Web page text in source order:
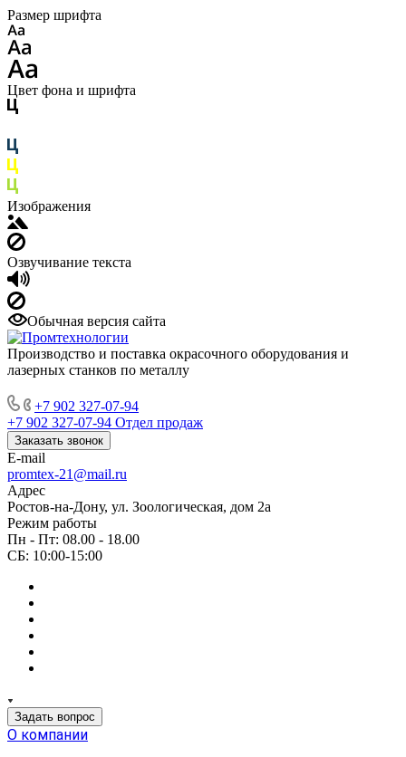
Размер шрифта
Цвет фона и шрифта
Изображения
Озвучивание текста
Обычная версия сайта
Производство и поставка окрасочного оборудования и
лазерных станков по металлу
+7 902 327-07-94
+7 902 327-07-94 Отдел продаж
Заказать звонок
E-mail
promtex-21@mail.ru
Адрес
Ростов-на-Дону, ул. Зоологическая, дом 2а
Режим работы
Пн - Пт: 08.00 - 18.00
СБ: 10:00-15:00
Задать вопрос
О компании